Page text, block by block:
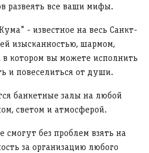
развеять все ваши мифы.
- известное на весь Санкт-
изысканностью, шармом,
котором вы можете исполнить
и повеселиться от души.
банкетные залы на любой
светом и атмосферой.
без проблем взять на
за организацию любого